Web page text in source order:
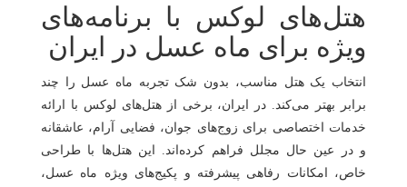
هتل‌های لوکس با برنامه‌های
ویژه برای ماه عسل در ایران
انتخاب یک هتل مناسب، بدون شک تجربه ماه عسل را چند
برابر بهتر می‌کند. در ایران، برخی از هتل‌های لوکس با ارائه
خدمات اختصاصی برای زوج‌های جوان، فضایی آرام، عاشقانه
و در عین حال مجلل فراهم کرده‌اند. این هتل‌ها با طراحی
خاص، امکانات رفاهی پیشرفته و پکیج‌های ویژه ماه عسل،